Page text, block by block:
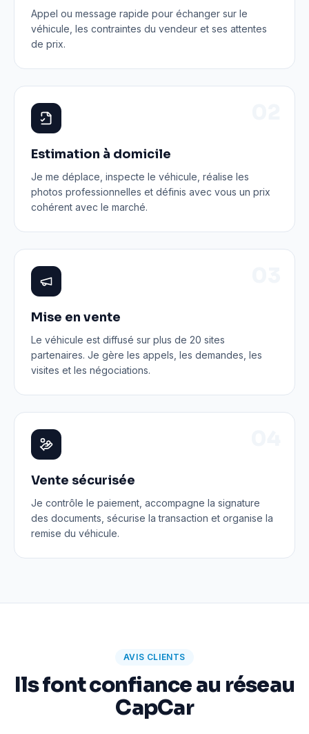
Appel ou message rapide pour échanger sur le
véhicule, les contraintes du vendeur et ses attentes
de prix.
Estimation à domicile
Je me déplace, inspecte le véhicule, réalise les
photos professionnelles et définis avec vous un prix
cohérent avec le marché.
Mise en vente
Le véhicule est diffusé sur plus de 20 sites
partenaires. Je gère les appels, les demandes, les
visites et les négociations.
Vente sécurisée
Je contrôle le paiement, accompagne la signature
des documents, sécurise la transaction et organise la
remise du véhicule.
AVIS CLIENTS
Ils font confiance au réseau
CapCar